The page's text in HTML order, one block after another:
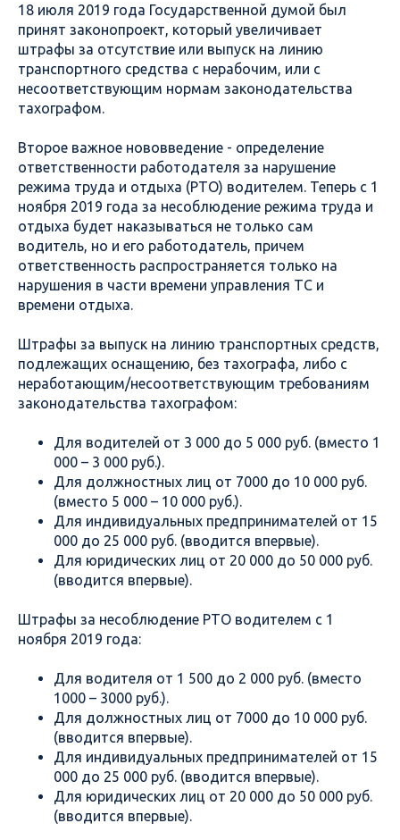
18 июля 2019 года Государственной думой был
принят законопроект, который увеличивает
штрафы за отсутствие или выпуск на линию
транспортного средства с нерабочим, или с
несоответствующим нормам законодательства
тахографом.
Второе важное нововведение - определение
ответственности работодателя за нарушение
режима труда и отдыха (РТО) водителем. Теперь с 1
ноября 2019 года за несоблюдение режима труда и
отдыха будет наказываться не только сам
водитель, но и его работодатель, причем
ответственность распространяется только на
нарушения в части времени управления ТС и
времени отдыха.
Штрафы за выпуск на линию транспортных средств,
подлежащих оснащению, без тахографа, либо с
неработающим/несоответствующим требованиям
законодательства тахографом:
Для водителей от 3 000 до 5 000 руб. (вместо 1
000 – 3 000 руб.).
Для должностных лиц от 7000 до 10 000 руб.
(вместо 5 000 – 10 000 руб.).
Для индивидуальных предпринимателей от 15
000 до 25 000 руб. (вводится впервые).
Для юридических лиц от 20 000 до 50 000 руб.
(вводится впервые).
Штрафы за несоблюдение РТО водителем с 1
ноября 2019 года:
Для водителя от 1 500 до 2 000 руб. (вместо
1000 – 3000 руб.).
Для должностных лиц от 7000 до 10 000 руб.
(вводится впервые).
Для индивидуальных предпринимателей от 15
000 до 25 000 руб. (вводится впервые).
Для юридических лиц от 20 000 до 50 000 руб.
(вводится впервые).